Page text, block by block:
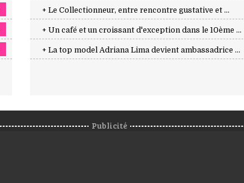
+ Le Collectionneur, entre rencontre gustative et ...
+ Un café et un croissant d'exception dans le 10ème ...
+ La top model Adriana Lima devient ambassadrice ...
Publicité